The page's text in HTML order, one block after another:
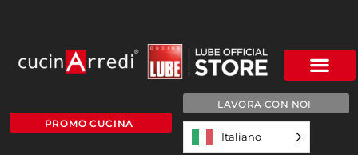
PROMO CUCINA
LAVORA CON NOI
Italiano